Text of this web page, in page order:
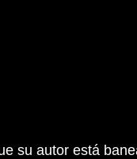
su autor está